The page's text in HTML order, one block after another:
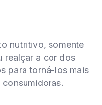
nutritivo, somente
realçar a cor dos
para torná-los mais